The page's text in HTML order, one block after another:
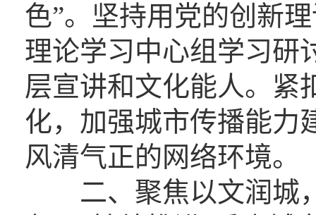
色”。坚持用党的创新
理论学习中心组学习研
层宣讲和文化能人。紧
化，加强城市传播能力
风清气正的网络环境。
二、聚焦以文润城，